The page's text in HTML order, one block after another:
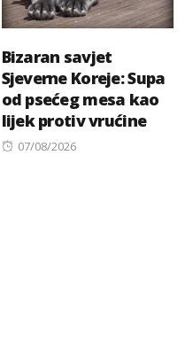
Bizaran savjet
Sjeverne Koreje: Supa
od psećeg mesa kao
lijek protiv vrućine
Posted
07/08/2026